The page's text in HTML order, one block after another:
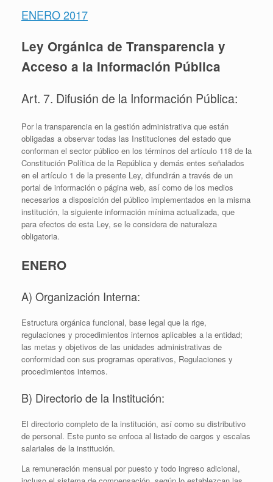
ENERO 2017
Ley Orgánica de Transparencia y
Acceso a la Información Pública
Art. 7. Difusión de la Información Pública:
Por la transparencia en la gestión administrativa que están
obligadas a observar todas las Instituciones del estado que
conforman el sector público en los términos del artículo 118 de la
Constitución Política de la República y demás entes señalados
en el artículo 1 de la presente Ley, difundirán a través de un
portal de información o página web, así como de los medios
necesarios a disposición del público implementados en la misma
institución, la siguiente información mínima actualizada, que
para efectos de esta Ley, se le considera de naturaleza
obligatoria.
ENERO
A) Organización Interna:
Estructura orgánica funcional, base legal que la rige,
regulaciones y procedimientos internos aplicables a la entidad;
las metas y objetivos de las unidades administrativas de
conformidad con sus programas operativos, Regulaciones y
procedimientos internos.
B) Directorio de la Institución:
El directorio completo de la institución, así como su distributivo
de personal. Este punto se enfoca al listado de cargos y escalas
salariales de la institución.
La remuneración mensual por puesto y todo ingreso adicional,